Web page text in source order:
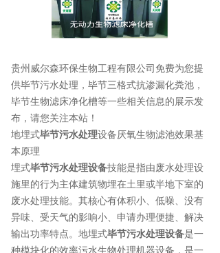
贵州威尔森环保生物工程有限公司免费为您提
供毕节污水处理 ，毕节三格式抗渗漏化粪池，
毕节生物滤床净化槽等一些相关信息的展示发
布，请您关注本站！
地埋式毕节污水处理设备厌氧生物滤池效果基
本原理
埋式毕节污水处理设备技能是指由废水处理设
施里的行为主体建筑物埋在土里或半地下室的
废水处理技能。其核心有体积小、低噪、没有
异味、受天气的影响小、申请办理便捷、解决
输出功率特点。地埋式毕节污水处理设备是一
种模块化的效率污水生物处理机器设备，是一